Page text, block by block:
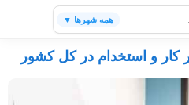
همه شهرها ▼
کار و استخدام در کل کشور